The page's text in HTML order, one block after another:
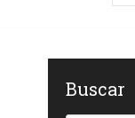
Buscar